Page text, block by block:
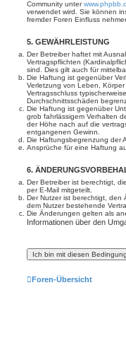
Community unter
verwendet wird. Sie können
fremder Foren Einfluss
5. GEWÄHRLEISTUNG
Der Betreiber haftet mit
Vertragspflichten
sind. Dies gilt auch für
Die Haftung ist gegenüber
Verletzung von Leben,
Vertragsschluss
Durchschnittsschäden
Die Haftung ist gegenüber
grob fahrlässigem Verhalten
der Höhe nach auf die
entgangenen Gewinn.
Die Haftungsbegrenzung der
Ansprüche für eine Haftung
6.
Der Betreiber ist berechtigt,
per E-Mail mitgeteilt.
Der Nutzer ist berechtigt, den
dem Nutzer bestehende
Die Änderungen gelten als
Informationen über den
Foren-Übersicht